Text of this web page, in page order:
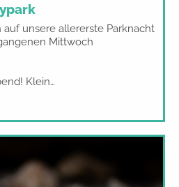
auf unsere allererste Parknacht
Mittwoch
Klein…